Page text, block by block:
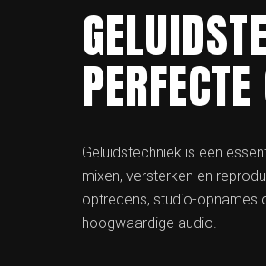
Geluidstechniek is een
mixen, versterken en
optredens, studio-opnames
hoogwaardige audio.